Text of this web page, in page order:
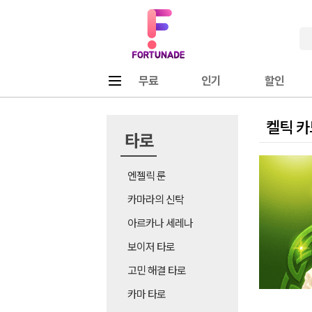
무료 인기 할인
타로
엔젤릭 룬
카마라의 신탁
아르카나 세레나
보이저 타로
고민 해결 타로
카마 타로
켈틱